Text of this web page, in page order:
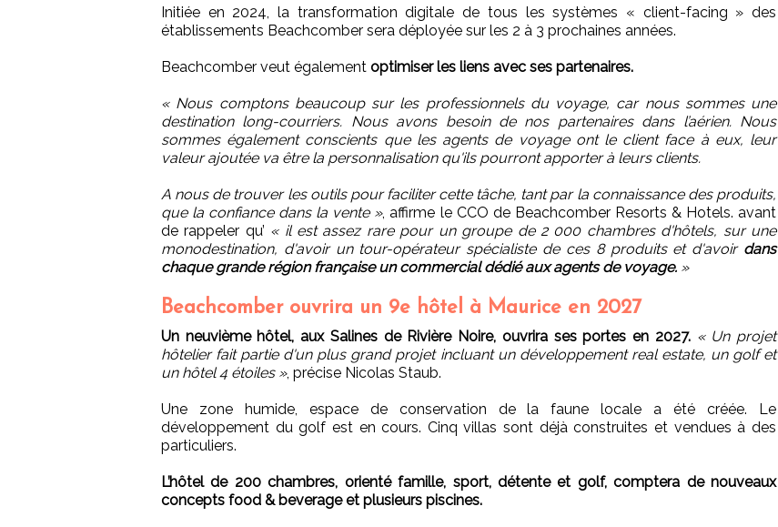
Initiée en 2024, la transformation digitale de tous les systèmes « client-facing » des
établissements Beachcomber sera déployée sur les 2 à 3 prochaines années.
Beachcomber veut également optimiser les liens avec ses partenaires.
« Nous comptons beaucoup sur les professionnels du voyage, car nous sommes une
destination long-courriers. Nous avons besoin de nos partenaires dans l’aérien. Nous
sommes également conscients que les agents de voyage ont le client face à eux, leur
valeur ajoutée va être la personnalisation qu'ils pourront apporter à leurs clients.
A nous de trouver les outils pour faciliter cette tâche, tant par la connaissance des produits,
que la confiance dans la vente », affirme le CCO de Beachcomber Resorts & Hotels. avant
de rappeler qu’ « il est assez rare pour un groupe de 2 000 chambres d'hôtels, sur une
monodestination, d'avoir un tour-opérateur spécialiste de ces 8 produits et d'avoir dans
chaque grande région française un commercial dédié aux agents de voyage. »
Beachcomber ouvrira un 9e hôtel à Maurice en 2027
Un neuvième hôtel, aux Salines de Rivière Noire, ouvrira ses portes en 2027. « Un projet
hôtelier fait partie d'un plus grand projet incluant un développement real estate, un golf et
un hôtel 4 étoiles », précise Nicolas Staub.
Une zone humide, espace de conservation de la faune locale a été créée. Le
développement du golf est en cours. Cinq villas sont déjà construites et vendues à des
particuliers.
L’hôtel de 200 chambres, orienté famille, sport, détente et golf, comptera de nouveaux
concepts food & beverage et plusieurs piscines.